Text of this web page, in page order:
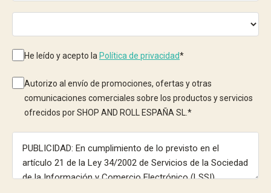
He leído y acepto la Política de privacidad*
Autorizo al envío de promociones, ofertas y otras
comunicaciones comerciales sobre los productos y servicios
ofrecidos por SHOP AND ROLL ESPAÑA SL. *